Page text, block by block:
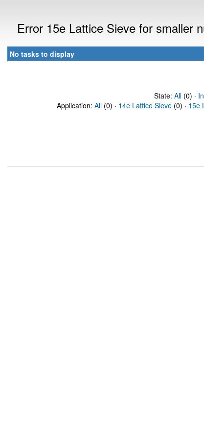
Error 15e Lattice Sieve for smaller
No tasks to display
State: All(0) ·
Application: All (0) · 14e Lattice Sieve (0) · 15e